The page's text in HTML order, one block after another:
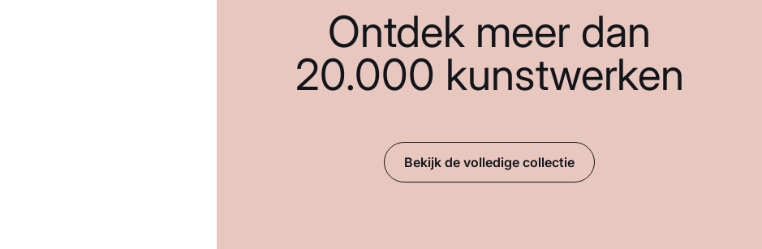
Ontdek meer dan
20.000 kunstwerken
Bekijk de volledige collectie